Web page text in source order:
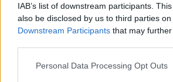
IAB’s list of downstream participants.
also be disclosed by us to third parties on
Downstream Participants that may
Personal Data Processing Opt Outs